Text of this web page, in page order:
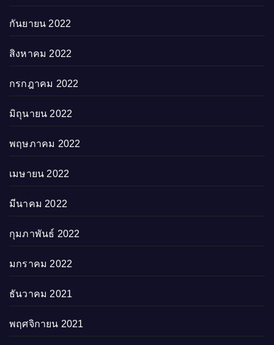
กันยายน 2022
สิงหาคม 2022
กรกฎาคม 2022
มิถุนายน 2022
พฤษภาคม 2022
เมษายน 2022
มีนาคม 2022
กุมภาพันธ์ 2022
มกราคม 2022
ธันวาคม 2021
พฤศจิกายน 2021